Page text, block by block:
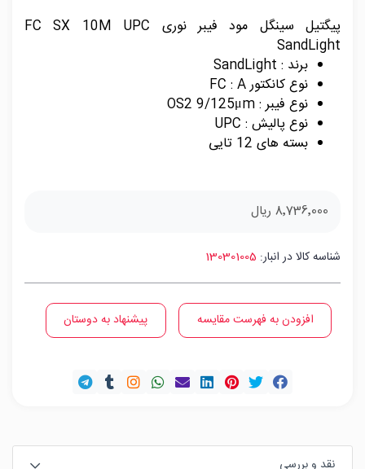
پیگتیل سینگل مود فیبر نوری FC SX 10M UPC
SandLight
برند : SandLight
نوع کانکتور FC : A
نوع فیبر : OS2 9/125μm
نوع پالیش : UPC
بسته های 12 تایی
8٬736٬000 ریال
شناسه کالا در انبار: 130301005
افزودن به فهرست مقایسه پیشنهاد به دوستان